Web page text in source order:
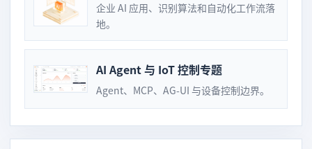
企业 AI 应用、识别算法和自动化工作流落
地。
AI Agent 与 IoT 控制专题
Agent、MCP、AG-UI 与设备控制边界。